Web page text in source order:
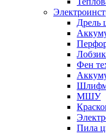
Дрель
Лобзик
Фен
МШУ
Пила